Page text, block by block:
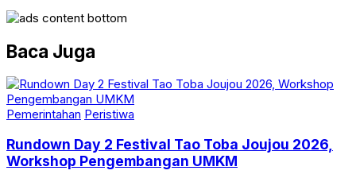
Baca Juga
Pemerintahan Peristiwa
Rundown Day 2 Festival Tao Toba Joujou 2026,
Workshop Pengembangan UMKM